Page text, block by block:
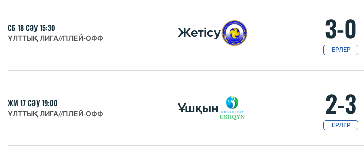
СБ 18 СӘУ 15:30
ҰЛТТЫҚ ЛИГА//ПЛЕЙ-ОФФ Жетісу 3-0
ЕРЛЕР
ЖМ 17 СӘУ 19:00
ҰЛТТЫҚ ЛИГА//ПЛЕЙ-ОФФ Ұшқын 2-3
ЕРЛЕР